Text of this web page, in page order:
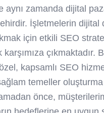
aynı zamanda dijital
İşletmelerin dijital
için etkili SEO
çıkmaktadır.
kapsamlı SEO
temeller
önce,